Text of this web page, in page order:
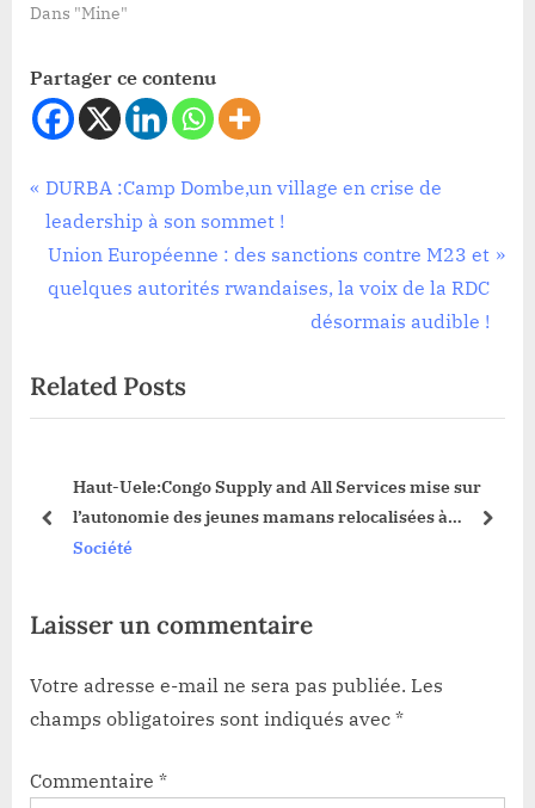
Dans "Mine"
Partager ce contenu
Société
Navigation
de
l’article
P
r
e
v
u
s
s
DURBA :Camp Dombe,un village en crise de
leadership à son sommet !
N
e
P
o
:
Union Européenne : des sanctions contre M23 et
quelques autorités rwandaises, la voix de la RDC
désormais audible !
Related Posts
Haut-Uele:Congo Supply and All Services mise sur
l’autonomie des jeunes mamans relocalisées à
Avokala
Société
prev next
Laisser un commentaire
Votre adresse e-mail ne sera pas publiée. Les
champs obligatoires sont indiqués avec *
Commentaire *